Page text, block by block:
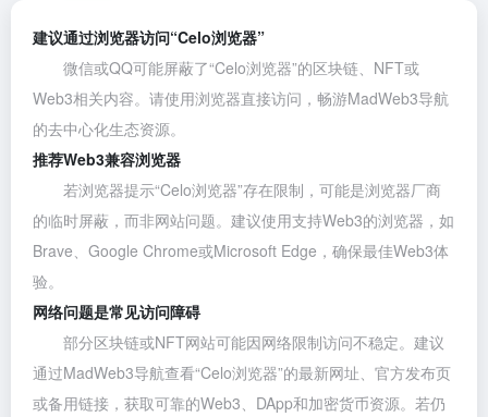
建议通过浏览器访问“Celo浏览器”
微信或QQ可能屏蔽了“Celo浏览器”的区块链、NFT或
Web3相关内容。请使用浏览器直接访问，畅游MadWeb3导航
的去中心化生态资源。
推荐Web3兼容浏览器
若浏览器提示“Celo浏览器”存在限制，可能是浏览器厂商
的临时屏蔽，而非网站问题。建议使用支持Web3的浏览器，如
Brave、 Google Chrome或Microsoft Edge ，确保最佳Web3体
验。
网络问题是常见访问障碍
部分区块链或NFT网站可能因网络限制访问不稳定。建议
通过MadWeb3导航查看“Celo浏览器”的最新网址、官方发布页
或备用链接，获取可靠的Web3、DApp和加密货币资源。若仍